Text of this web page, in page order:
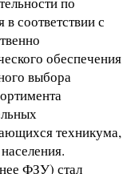
соответствии с
обеспечения
выбора
техникума,
ФЗУ) стал